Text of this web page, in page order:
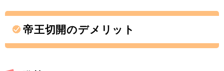
帝王切開のデメリット